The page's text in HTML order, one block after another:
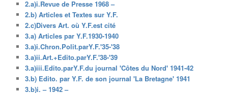
2.a)i.Revue de Presse 1968 –
2.b) Articles et Textes sur Y.F.
2.c)Divers Art. où Y.F.est cité
3.a) Articles par Y.F.1930-1940
3.a)i.Chron.Polit.parY.F.'35-'38
3.a)ii.Art.+Edito.parY.F.'38-'39
3.a)iii.Edito.parY.F.du journal 'Côtes du Nord' 1941-42
3.b) Edito. par Y.F. de son journal 'La Bretagne' 1941
3.b)i. – 1942 –